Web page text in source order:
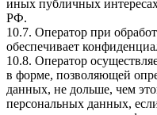
иных публичных
РФ.
10.7. Оператор при
обеспечивает
10.8. Оператор
в форме, позволяющей
данных, не дольше, чем
персональных данных,